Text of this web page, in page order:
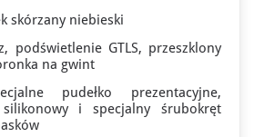
skórzany niebieski
podświetlenie GTLS, przeszklony
na gwint
pudełko prezentacyjne,
i specjalny śrubokręt